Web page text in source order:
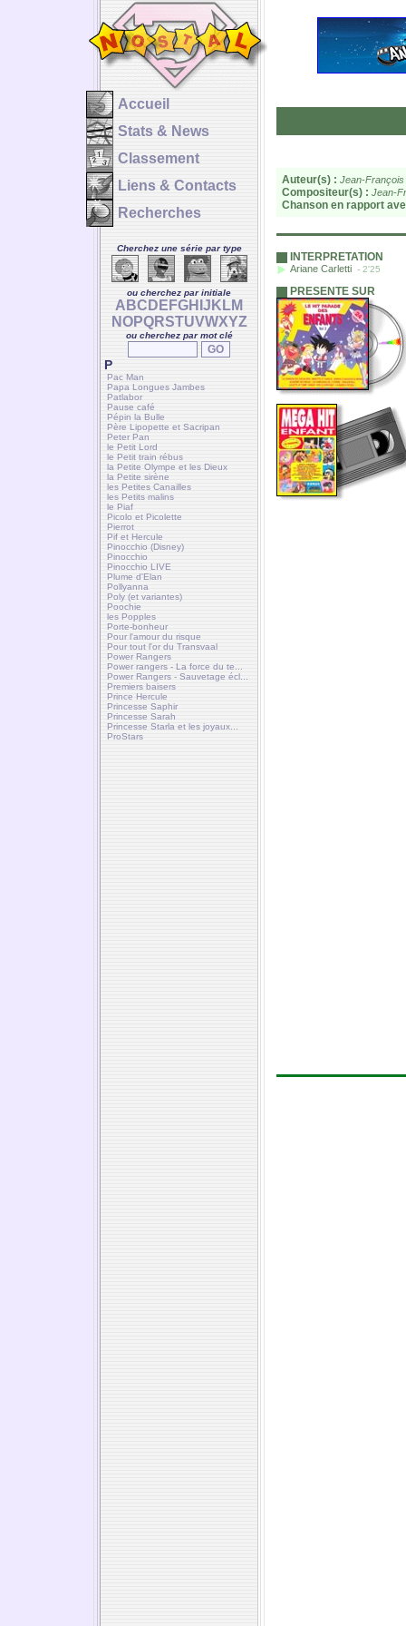
Accueil
Stats & News
Classement
Liens & Contacts
Recherches
Cherchez une série par type
ou cherchez par initiale
A BC D E FGH J K LM
NOPQRSTUVWXYZ
ou cherchez par mot clé
P
Pac Man
Papa Longues Jambes
Patlabor
Pause café
Pépin la Bulle
Père Lipopette et Sacripan
Peter Pan
le Petit Lord
le Petit train rébus
la Petite Olympe et les Dieux
la Petite sirène
les Petites Canailles
les Petits malins
le Piaf
Picolo et Picolette
Pierrot
Pif et Hercule
Pinocchio (Disney)
Pinocchio
Pinocchio LIVE
Plume d'Elan
Pollyanna
Poly (et variantes)
Poochie
les Popples
Porte-bonheur
Pour l'amour du risque
Pour tout l'or du Transvaal
Power Rangers
Power rangers - La force du te...
Power Rangers - Sauvetage écl...
Premiers baisers
Prince Hercule
Princesse Saphir
Princesse Sarah
Princesse Starla et les joyaux...
ProStars
Auteur(s) : Jean-
Compositeur(s) : Jean-
Chanson en rapport
INTERPRETATION
Ariane Carletti - 2'25
PRESENTE SUR